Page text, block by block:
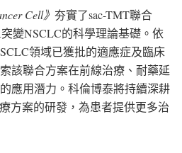
Cell》 夯實了sac-TMT聯合
變NSCLC的科學理論基礎。依
領域已獲批的適應症及臨床
該聯合方案在前線治療、耐藥延
應用潛力。科倫博泰將持續深耕
方案的研發，為患者提供更多治